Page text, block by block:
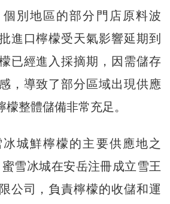
別地區的部分門店原料波
進口檸檬受天氣影響延期到
已經進入採摘期，因需儲存
，導致了部分區域出現供應
整體儲備非常充足。
鮮檸檬的主要供應地之
蜜雪冰城在安岳注冊成立雪王
公司，負責檸檬的收儲和運